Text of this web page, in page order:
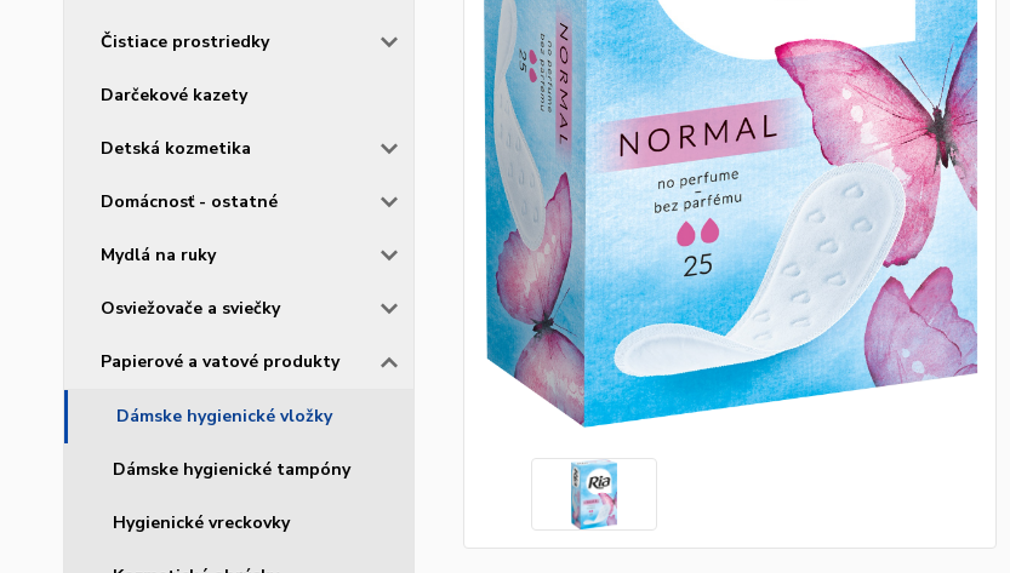
Čistiace prostriedky
Darčekové kazety
Detská kozmetika
Domácnosť - ostatné
Mydlá na ruky
Osviežovače a sviečky
Papierové a vatové produkty
Dámske hygienické vložky
Dámske hygienické tampóny
Hygienické vreckovky